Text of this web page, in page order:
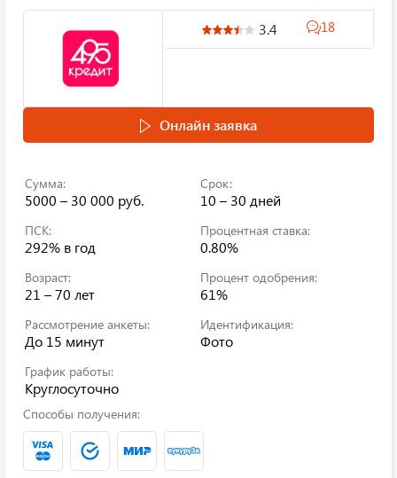
3.4 18
Онлайн заявка
Сумма:
5000 – 30 000 руб.
Срок:
10 – 30 дней
ПСК:
292% в год
Процентная ставка:
0.80%
Возраст:
21 – 70 лет
Процент одобрения:
61%
Рассмотрение анкеты:
До 15 минут
Идентификация:
Фото
График работы:
Круглосуточно
Способы получения: